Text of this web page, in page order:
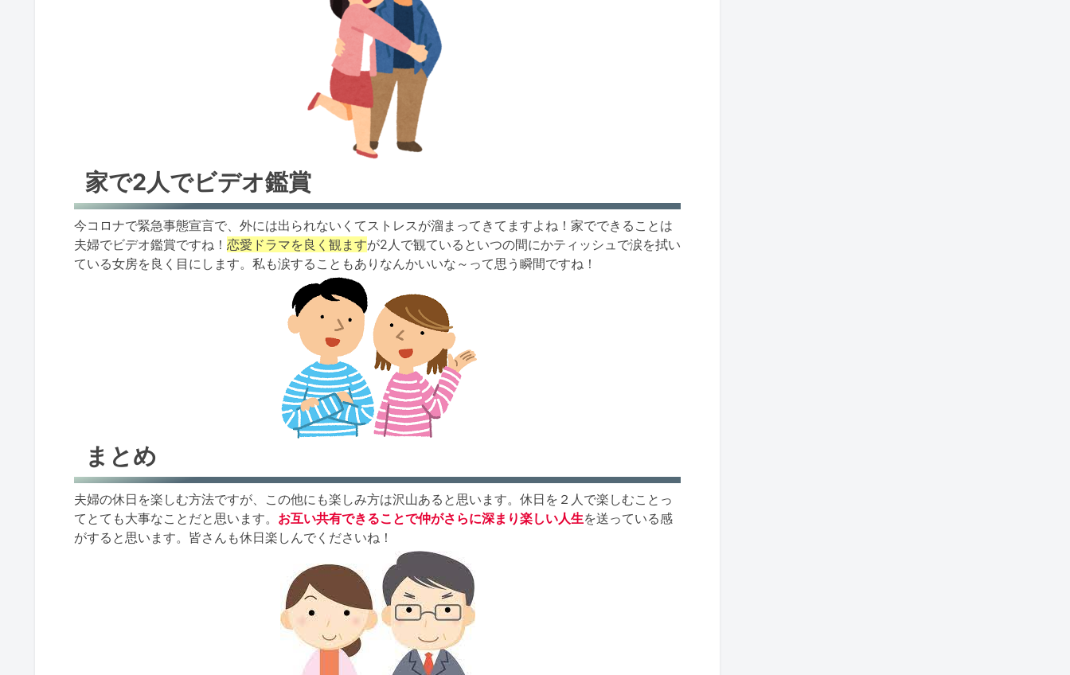
家で2人でビデオ鑑賞
今コロナで緊急事態宣言で、外には出られないくてストレスが溜まってきてますよね！家でできることは
夫婦でビデオ鑑賞ですね！ 恋愛ドラマを良く観ますが2人で観ているといつの間にかティッシュで涙を拭い
ている女房を良く目にします。私も涙することもありなんかいいな～って思う瞬間ですね！
まとめ
夫婦の休日を楽しむ方法ですが、この他にも楽しみ方は沢山あると思います。休日を２人で楽しむことっ
てとても大事なことだと思います。 お互い共有できることで仲がさらに深まり楽しい人生を送っている感
がすると思います。皆さんも休日楽しんでくださいね！